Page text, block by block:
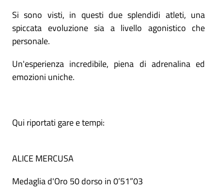
Si sono visti, in questi due splendidi atleti, una
spiccata evoluzione sia a livello agonistico che
personale.
Un'esperienza incredibile, piena di adrenalina ed
emozioni uniche.
Qui riportati gare e tempi:
ALICE MERCUSA
Medaglia d'Oro 50 dorso in 0’51”03